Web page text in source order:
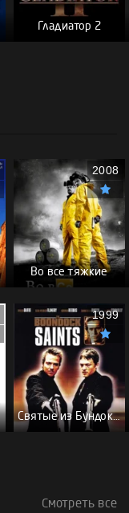
Гладиатор 2
Во все тяжкие
2008
Святые из Бундока \ Святые из трущоб - (Перевод Гоблина)
1999
Смотреть все